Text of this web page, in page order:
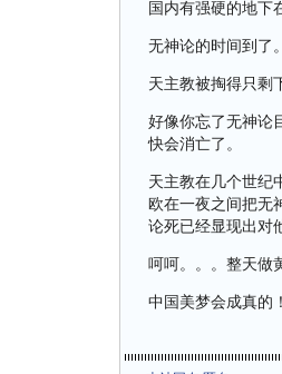
国内有强硬的地下
无神论的时间到了。
天主教被掏得只剩
好像你忘了无神论
快会消亡了。
天主教在几个世纪
欧在一夜之间把无
论死已经显现出对
呵呵。。。整天做
中国美梦会成真的！